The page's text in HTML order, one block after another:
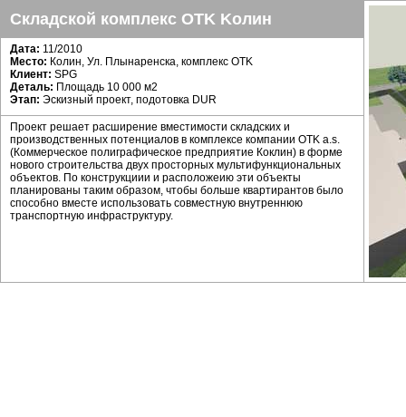
Складской комплекс OTK Koлин
Дата: 11/2010
Место: Колин, Ул. Плынаренска, комплекс OTK
Клиент: SPG
Деталь: Площадь 10 000 м2
Этап: Эскизный проект, подотовка DUR
Проект решает расширение вместимости складских и
производственных потенциалов в комплексе компании OTK a.s.
(Коммерческое полиграфическое предприятие Коклин) в форме
нового строительства двух просторных мультифункциональных
объектов. По конструкциии и расположеию эти объекты
планированы таким образом, чтобы больше квартирантов было
способно вместе использовать совместную внутреннюю
транспортную инфраструктуру.